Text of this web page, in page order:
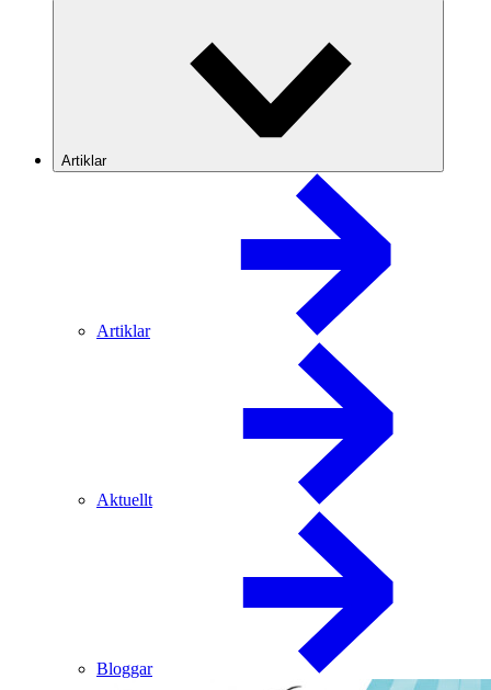
Artiklar
Artiklar
Aktuellt
Bloggar